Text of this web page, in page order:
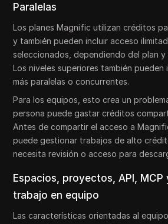
Paralelas
Los planes Magnific utilizan créditos
y también pueden incluir acceso
seleccionados, dependiendo del plan
Los niveles superiores también pueden
más paralelas o concurrentes.
Para los equipos, esto crea un
persona puede gastar créditos
Antes de compartir el acceso a
puede gestionar trabajos de alto
necesita revisión o acceso para
Espacios, proyectos, API,
trabajo en equipo
Las características orientadas al